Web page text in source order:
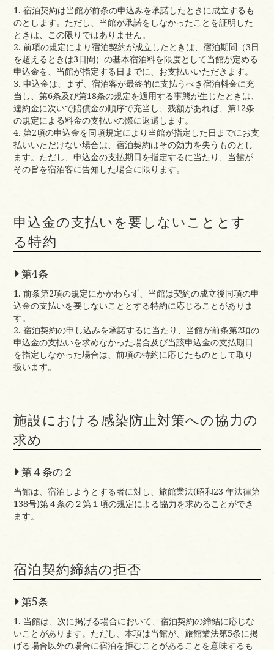
1. 宿泊契約は当館が前条の申込みを承諾したときに成立するも
のとします。ただし、当館が承諾をしなかったことを証明した
ときは、この限りではありません。
2. 前項の規定により宿泊契約が成立したときは、宿泊期間（3日
を超えるときは3日間）の基本宿泊料を限度として当館が定める
申込金を、当館が指定する日までに、お支払いいただきます。
3. 申込金は、まず、宿泊客が最終的に支払うべき宿泊料金に充
当し、第6条及び第18条の規定を適用する事態が生じたときは、
違約金に次いで賠償金の順序で充当し、残額があれば、第12条
の規定による料金の支払いの際に返還します。
4. 第2項の申込金を同項規定により当館が指定した日までにお支
払いいただけない場合は、宿泊契約はその効力を失うものとし
ます。ただし、申込金の支払期日を指定するに当たり、当館が
その旨を宿泊客に告知した場合に限ります。
申込金の支払いを要しないこととす
る特約
第4条
1. 前条第2項の規定にかかわらず、当館は契約の成立後同項の申
込金の支払いを要しないこととする特約に応じることがありま
す。
2. 宿泊契約の申し込みを承諾するに当たり、当館が前条第2項の
申込金の支払いを求めなかった場合及び当該申込金の支払期日
を指定しなかった場合は、前項の特約に応じたものとして取り
扱います。
施設における感染防止対策への協力の
求め
第４条の２
当館は、宿泊しようとする者に対し、旅館業法(昭和23 年法律第
138号)第４条の２第１項の規定による協力を求めることができ
ます。
宿泊契約締結の拒否
第5条
1. 当館は、次に掲げる場合において、宿泊契約の締結に応じな
いことがあります。ただし、本項は当館が、旅館業法第5条に掲
げる場合以外の場合に宿泊を拒むことがあることを意味するも